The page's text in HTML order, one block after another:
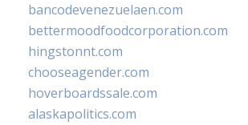
bancodevenezuelaen.com
bettermoodfoodcorporation.com
hingstonnt.com
chooseagender.com
hoverboardssale.com
alaskapolitics.com